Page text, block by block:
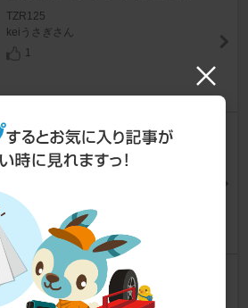
TZR125
keiうさぎさん
1
TZR125丸目化
TZR125
2024/09 CDIユニット交換
TZR125